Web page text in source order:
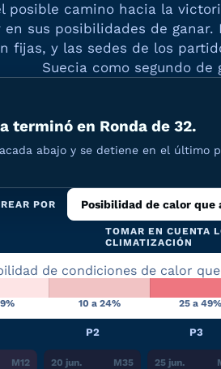
posible camino hacia la
en sus posibilidades de
fijas, y las sedes de los
Suecia como segundo
terminó en Ronda de 32.
abajo y se detiene en el último
POR Posibilidad de calor
TOMAR EN CUENTA
CLIMATIZACIÓN
de condiciones de calor
10 a 24% 25 a 49%
P2 P3
M12 20 jun. M35 25 jun.